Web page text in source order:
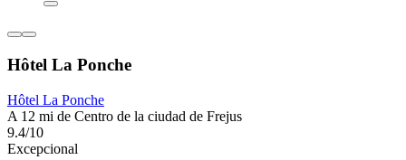
Hôtel La Ponche
Hôtel La Ponche
A 12 mi de Centro de la ciudad de Frejus
9.4/10
Excepcional